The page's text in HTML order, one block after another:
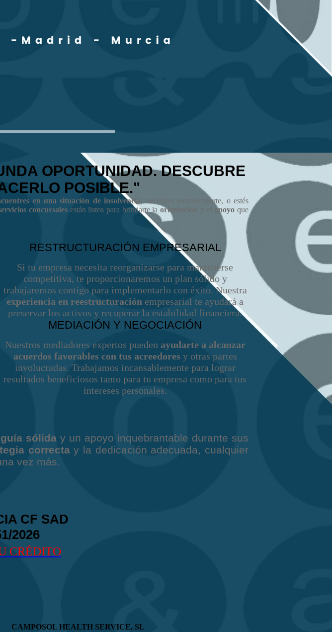
OPORTUNIDAD. DESCUBRE
POSIBLE."
en una situación de insolvencia,
necesites reestructurarte, o estés
concursalesestán listos para brindarte laorientación apoyoque
RESTRUCTURACIÓN EMPRESARIAL
Si tu empresa necesita reorganizarse para mantenerse
competitiva, te proporcionaremos un plan sólido y
trabajaremos contigo para implementarlo con éxito. Nuestra
experiencia en reestructuración empresarial te ayudará a
preservar los activos y recuperar la estabilidad financiera.
MEDIACIÓN Y NEGOCIACIÓN
Nuestros mediadores expertos pueden ayudarte a alcanzar
acuerdos favorables con tus acreedores y otras partes
involucradas. Trabajamos incansablemente para lograr
resultados beneficiosos tanto para tu empresa como para tus
intereses personales.
guía sólida y un apoyo inquebrantable durante sus
correctay la dedicación adecuada, cualquier
vez más.
CF SAD
2026
CRÉDITO
CAMPOSOL HEALTH SERVICE, SL